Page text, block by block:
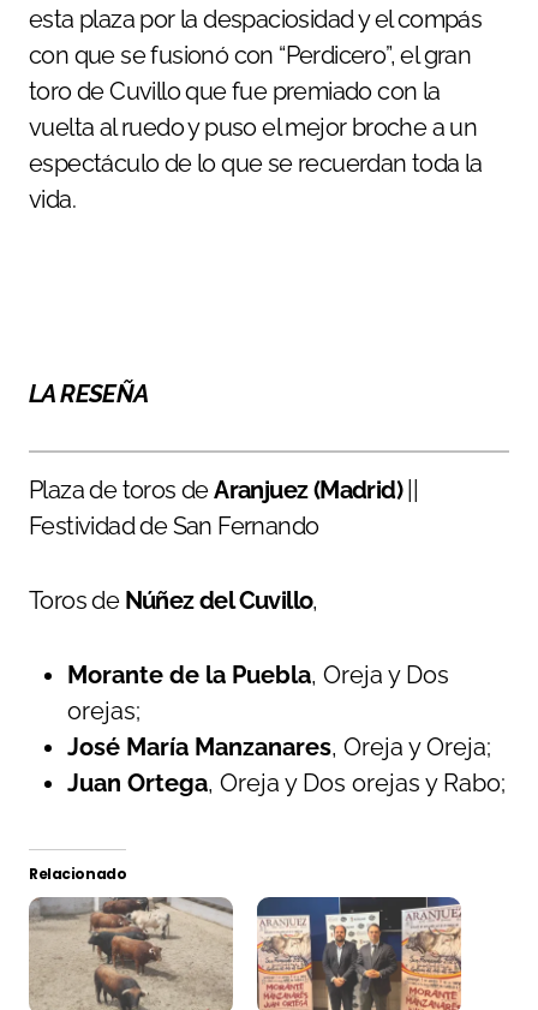
esta plaza por la despaciosidad y el compás
con que se fusionó con “Perdicero”, el gran
toro de Cuvillo que fue premiado con la
vuelta al ruedo y puso el mejor broche a un
espectáculo de lo que se recuerdan toda la
vida.
LA RESEÑA
Plaza de toros deAranjuez (Madrid)||
Festividad de San Fernando
Toros de Núñez del Cuvillo,
Morante de la Puebla, Oreja y Dos
orejas;
José María Manzanares, Oreja y Oreja;
Juan Ortega, Oreja y Dos orejas y Rabo;
Relacionado